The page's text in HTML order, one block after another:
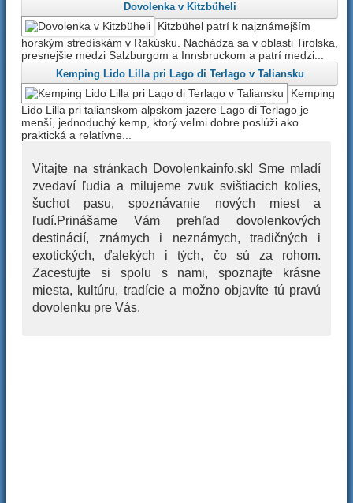
Dovolenka v Kitzbüheli
Kitzbühel patrí k najznámejším
horským stredískám v Rakúsku. Nachádza sa v oblasti Tirolska,
presnejšie medzi Salzburgom a Innsbruckom a patrí medzi...
Kemping Lido Lilla pri Lago di Terlago v Taliansku
Kemping
Lido Lilla pri talianskom alpskom jazere Lago di Terlago je
menší, jednoduchý kemp, ktorý veľmi dobre poslúži ako
praktická a relatívne...
Vitajte na stránkach Dovolenkainfo.sk! Sme mladí
zvedaví ľudia a milujeme zvuk svištiacich kolies,
šuchot pasu, spoznávanie nových miest a
ľudí.Prinášame Vám prehľad dovolenkových
destinácií, známych i neznámych, tradičných i
exotických, ďalekých i tých, čo sú za rohom.
Zacestujte si spolu s nami, spoznajte krásne
miesta, kultúru, tradície a možno objavíte tú pravú
dovolenku pre Vás.